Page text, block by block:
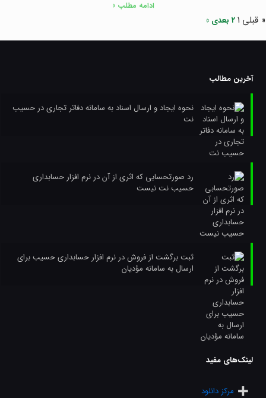
ادامه مطلب »
« قبلی ۱۲ بعدی »
آخرین مطالب
نحوه ایجاد و ارسال اسناد به سامانه دفاتر تجاری در حسیب
نت
رد صورتحسابی که اثری از آن در نرم افزار حسابداری
حسیب نت نیست
ثبت برگشت از فروش در نرم افزار حسابداری حسیب برای
ارسال به سامانه مؤدیان
لینک‌های مفید
مرکز دانلود